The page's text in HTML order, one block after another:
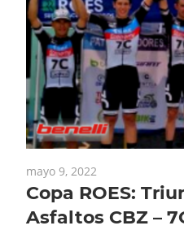
mayo 9, 2022
Copa ROES:
Asfaltos CBZ –